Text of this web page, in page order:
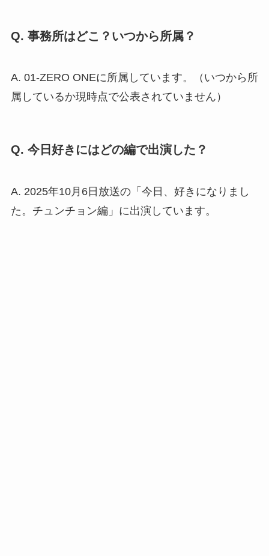
Q. 事務所はどこ？いつから所属？
A. 01-ZERO ONEに所属しています。（いつから所
属しているか現時点で公表されていません）
Q. 今日好きにはどの編で出演した？
A. 2025年10月6日放送の「今日、好きになりまし
た。チュンチョン編」に出演しています。